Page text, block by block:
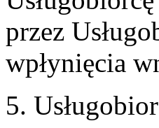
przez
wpłynięcia
5.